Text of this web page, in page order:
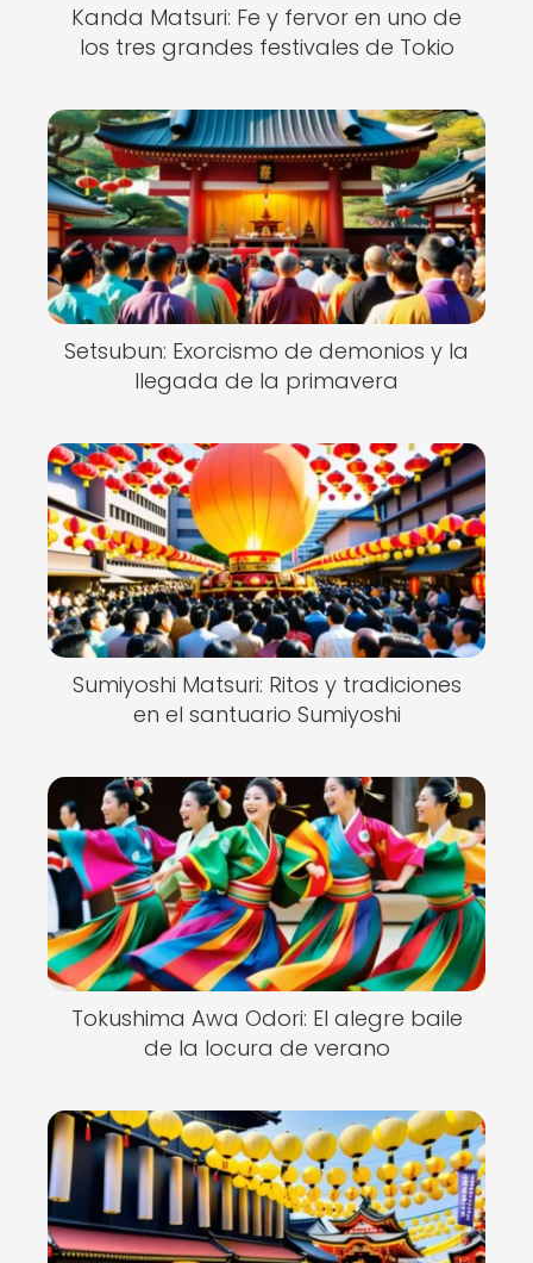
Kanda Matsuri: Fe y fervor en uno de
los tres grandes festivales de Tokio
Setsubun: Exorcismo de demonios y la
llegada de la primavera
Sumiyoshi Matsuri: Ritos y tradiciones
en el santuario Sumiyoshi
Tokushima Awa Odori: El alegre baile
de la locura de verano